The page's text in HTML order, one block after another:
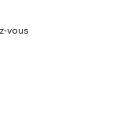
vous